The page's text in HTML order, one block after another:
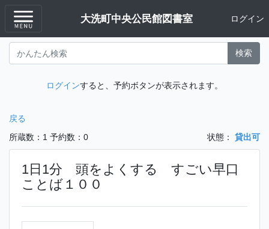
大洗町中央公民館図書室 ログイン
検索
ログインすると、予約ボタンが表示されます。
戻る
所蔵数：1 予約数：0 状態： 貸出可
1日1分 頭をよくする すごい早口
ことば１００